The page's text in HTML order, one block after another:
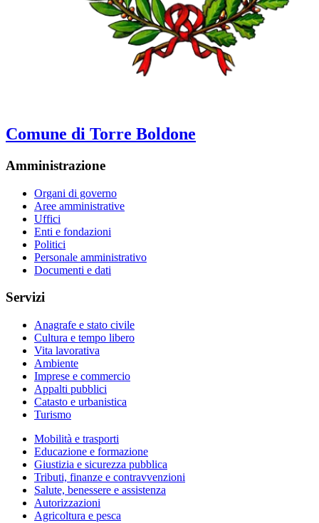
Comune di Torre Boldone
Amministrazione
Organi di governo
Aree amministrative
Uffici
Enti e fondazioni
Politici
Personale amministrativo
Documenti e dati
Servizi
Anagrafe e stato civile
Cultura e tempo libero
Vita lavorativa
Ambiente
Imprese e commercio
Appalti pubblici
Catasto e urbanistica
Turismo
Mobilità e trasporti
Educazione e formazione
Giustizia e sicurezza pubblica
Tributi, finanze e contravvenzioni
Salute, benessere e assistenza
Autorizzazioni
Agricoltura e pesca